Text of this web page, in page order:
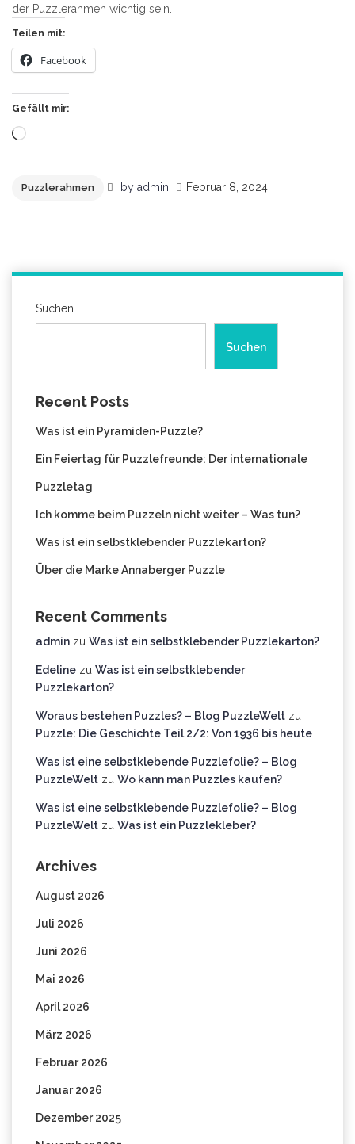
der Puzzlerahmen wichtig sein.
Teilen mit:
Facebook
Gefällt mir:
Wird
Puzzlerahmen by admin Februar 8, 2024
Suchen
Suchen
Recent Posts
Was ist ein Pyramiden-Puzzle?
Ein Feiertag für Puzzlefreunde: Der internationale
Puzzletag
Ich komme beim Puzzeln nicht weiter – Was tun?
Was ist ein selbstklebender Puzzlekarton?
Über die Marke Annaberger Puzzle
Recent Comments
admin zu Was ist ein selbstklebender Puzzlekarton?
Edeline zu Was ist ein selbstklebender
Puzzlekarton?
Woraus bestehen Puzzles? – Blog PuzzleWelt zu
Puzzle: Die Geschichte Teil 2/2: Von 1936 bis heute
Was ist eine selbstklebende Puzzlefolie? – Blog
PuzzleWelt zu Wo kann man Puzzles kaufen?
Was ist eine selbstklebende Puzzlefolie? – Blog
PuzzleWelt zu Was ist ein Puzzlekleber?
Archives
August 2026
Juli 2026
Juni 2026
Mai 2026
April 2026
März 2026
Februar 2026
Januar 2026
Dezember 2025